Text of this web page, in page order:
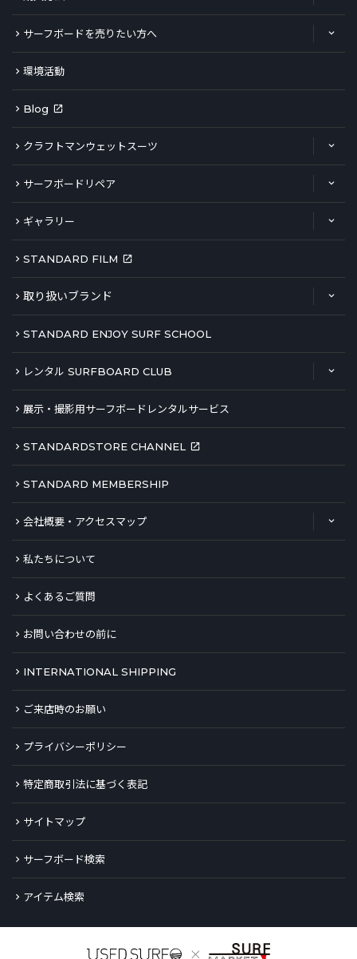
サーフボードを売りたい方へ
環境活動
Blog
クラフトマンウェットスーツ
サーフボードリペア
ギャラリー
STANDARD FILM
取り扱いブランド
STANDARD ENJOY SURF SCHOOL
レンタル SURFBOARD CLUB
展示・撮影用サーフボードレンタルサービス
STANDARDSTORE CHANNEL
STANDARD MEMBERSHIP
会社概要・アクセスマップ
私たちについて
よくあるご質問
お問い合わせの前に
INTERNATIONAL SHIPPING
ご来店時のお願い
プライバシーポリシー
特定商取引法に基づく表記
サイトマップ
サーフボード検索
アイテム検索